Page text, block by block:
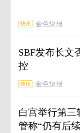
金色快报
SBF发布长文
控
金色快报
白宫举行第三
管称“仍有后